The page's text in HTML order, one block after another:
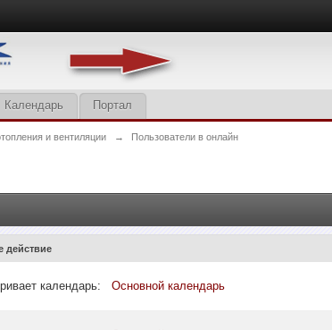
Календарь Портал
и вентиляции → Пользователи в онлайн
действие
календарь:Основной календарь